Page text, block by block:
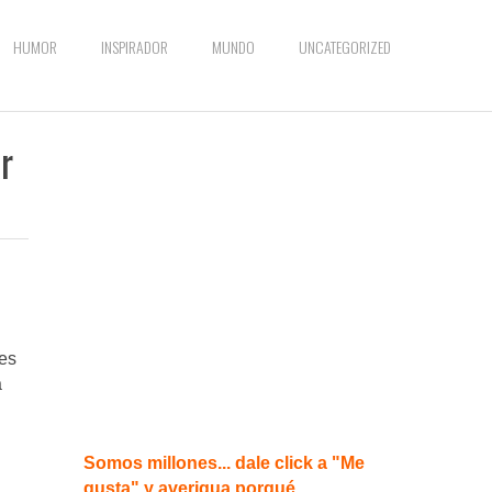
HUMOR INSPIRADOR MUNDO UNCATEGORIZED
Somos millones... dale click a "Me
gusta" y averigua porqué